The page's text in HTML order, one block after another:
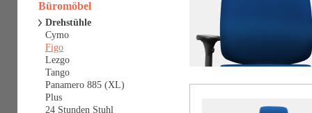
Büromöbel
Drehstühle
Cymo
Figo
Lezgo
Tango
Panamero 885 (XL)
Plus
24 Stunden Stuhl